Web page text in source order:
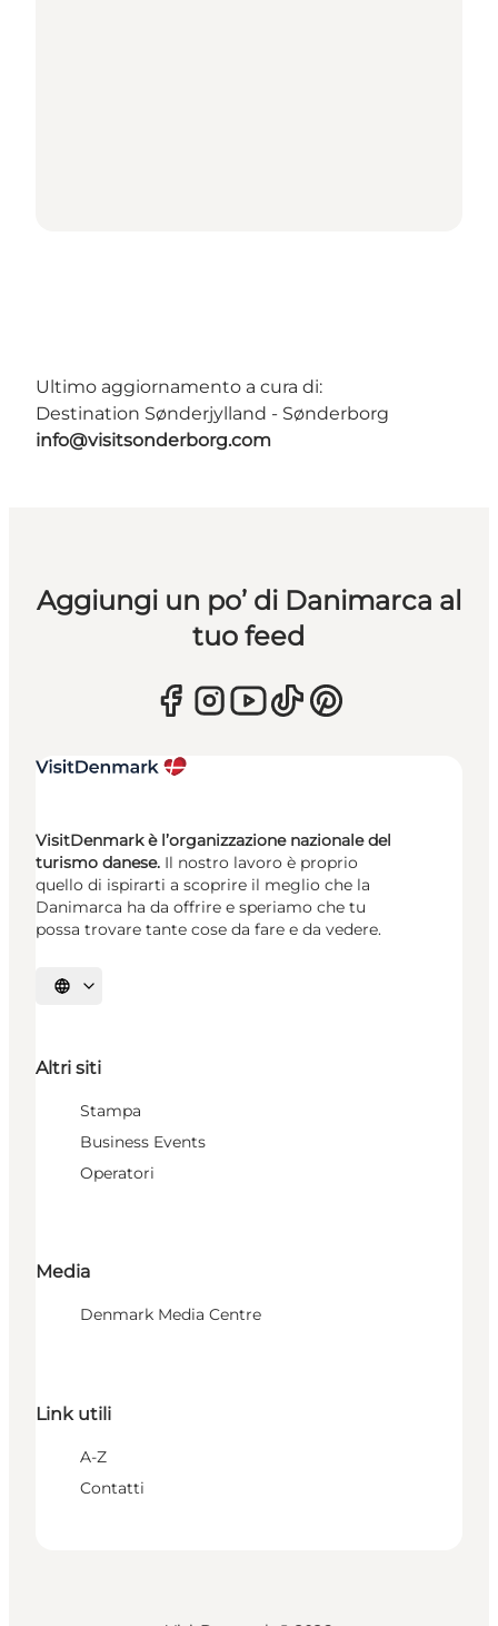
Ultimo aggiornamento a cura di:
Destination Sønderjylland - Sønderborg
info@visitsonderborg.com
Aggiungi un po’ di Danimarca al
tuo feed
VisitDenmark è l’organizzazione nazionale del
turismo danese. Il nostro lavoro è proprio
quello di ispirarti a scoprire il meglio che la
Danimarca ha da offrire e speriamo che tu
possa trovare tante cose da fare e da vedere.
Seleziona la lingua
Altri siti
Stampa
Business Events
Operatori
Media
Denmark Media Centre
Link utili
A-Z
Contatti